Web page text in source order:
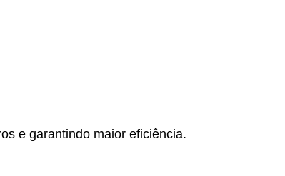
e garantindo maior eficiência.